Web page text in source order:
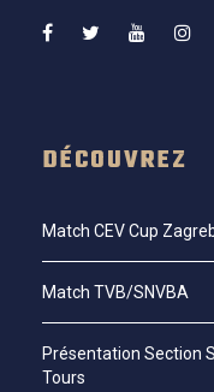
DÉCOUVREZ
Match CEV Cup
Match TVB/SNVBA
Présentation Section
Tours